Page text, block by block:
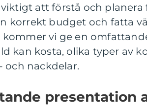
att förstå och
korrekt budget och fatta
vi ge en
kan kosta, olika typer av
och nackdelar.
presentation